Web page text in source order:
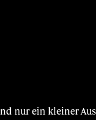
nur ein kleiner